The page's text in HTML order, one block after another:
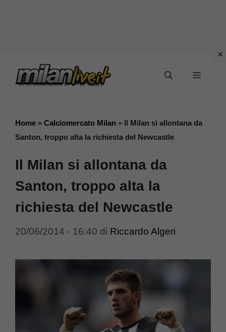
Menu
Home » Calciomercato Milan » Il Milan si allontana da
Santon, troppo alta la richiesta del Newcastle
Il Milan si allontana da
Santon, troppo alta la
richiesta del Newcastle
20/06/2014 - 16:40 di Riccardo Algeri